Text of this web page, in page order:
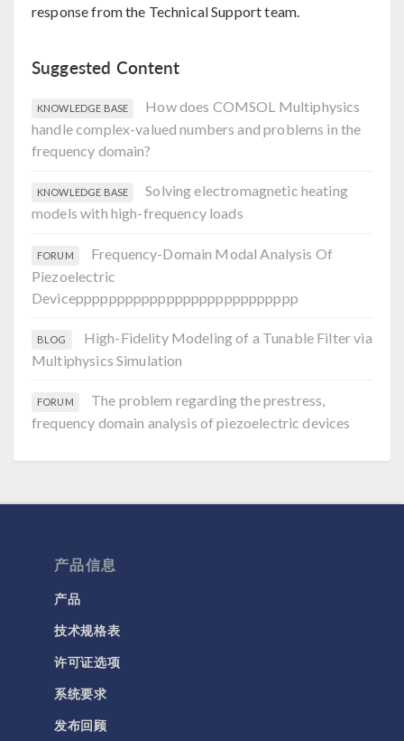
response from the Technical Support team.
Suggested Content
KNOWLEDGE BASE
How does COMSOL Multiphysics
handle complex-valued numbers and problems in the
frequency domain?
KNOWLEDGE BASE
Solving electromagnetic heating
models with high-frequency loads
FORUM
Frequency-Domain Modal Analysis Of
Piezoelectric
Deviceppppppppppppppppppppppppppp
BLOG
High-Fidelity Modeling of a Tunable Filter via
Multiphysics Simulation
FORUM
The problem regarding the prestress,
frequency domain analysis of piezoelectric devices
产品信息
产品
技术规格表
许可证选项
系统要求
发布回顾